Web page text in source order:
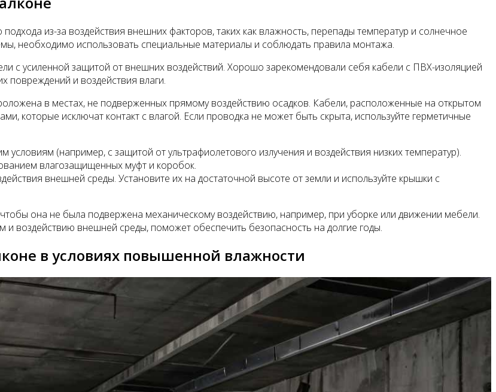
из-за воздействия внешних факторов, таких как влажность, перепады температур и солнечное
необходимо использовать специальные материалы и соблюдать правила монтажа.
с усиленной защитой от внешних воздействий. Хорошо зарекомендовали себя кабели с ПВХ-изоляцией
и воздействия влаги.
в местах, не подверженных прямому воздействию осадков. Кабели, расположенные на открытом
которые исключат контакт с влагой. Если проводка не может быть скрыта, используйте герметичные
(например, с защитой от ультрафиолетового излучения и воздействия низких температур).
влагозащищенных муфт и коробок.
внешней среды. Установите их на достаточной высоте от земли и используйте крышки с
она не была подвержена механическому воздействию, например, при уборке или движении мебели.
воздействию внешней среды, поможет обеспечить безопасность на долгие годы.
в условиях повышенной влажности